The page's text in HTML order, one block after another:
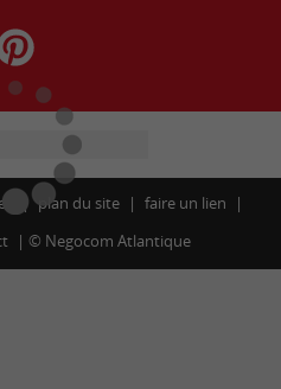
plan du site
faire un lien
© Negocom Atlantique